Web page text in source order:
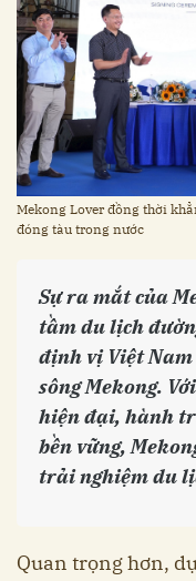
Mekong Lover đồng thời
đóng tàu trong nước
Sự ra mắt của
tầm du lịch
định vị Việt
sông Mekong.
hiện đại, hành
bền vững,
trải nghiệm du
Quan trọng hơn,